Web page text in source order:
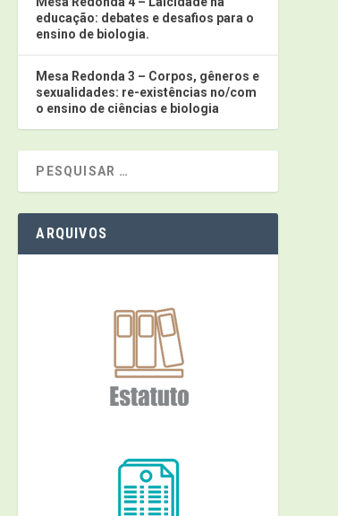
educação: debates e desafios para o
ensino de biologia.
Mesa Redonda 3 – Corpos, gêneros e
sexualidades: re-existências no/com
o ensino de ciências e biologia
ARQUIVOS